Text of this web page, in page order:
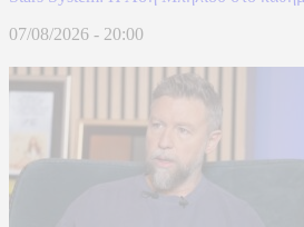
07/08/2026 - 20:00